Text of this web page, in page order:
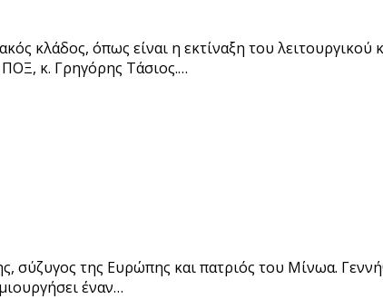
κλάδος, όπως είναι η εκτίναξη του λειτουργικού
κ. Γρηγόρης Τάσιος.…
σύζυγος της Ευρώπης και πατριός του Μίνωα.
έναν…